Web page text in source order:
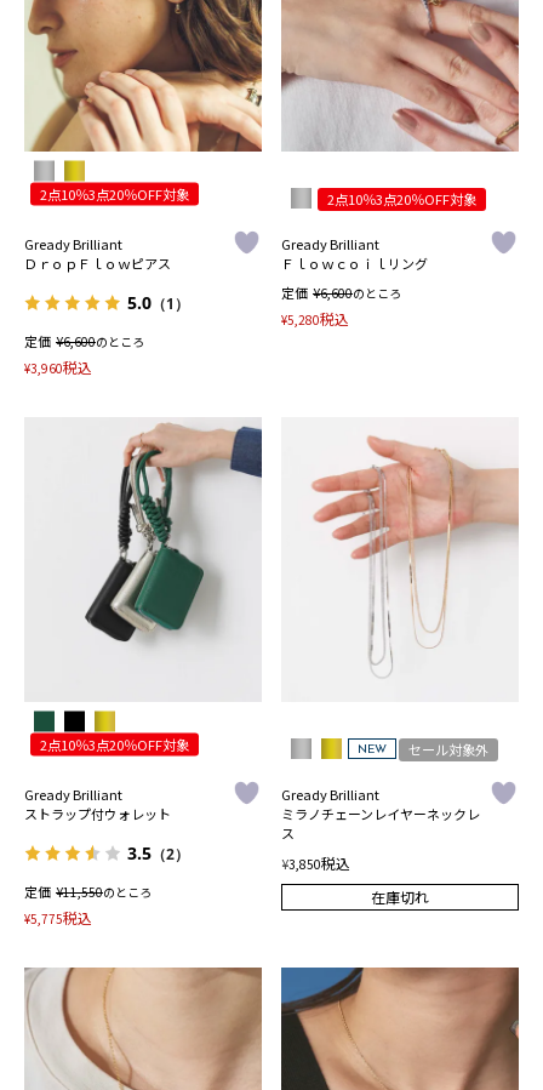
2点10％3点20％OFF対象
Gready Brilliant
ＤｒｏｐＦｌｏｗピアス
5.0 （1）
定価 ¥6,600のところ
¥3,960税込
2点10％3点20％OFF対象
Gready Brilliant
Ｆｌｏｗｃｏｉｌリング
定価 ¥6,600のところ
¥5,280税込
2点10％3点20％OFF対象
Gready Brilliant
ストラップ付ウォレット
3.5 （2）
定価 ¥11,550のところ
¥5,775税込
NEW セール対象外
Gready Brilliant
ミラノチェーンレイヤーネックレ
ス
¥3,850税込
在庫切れ